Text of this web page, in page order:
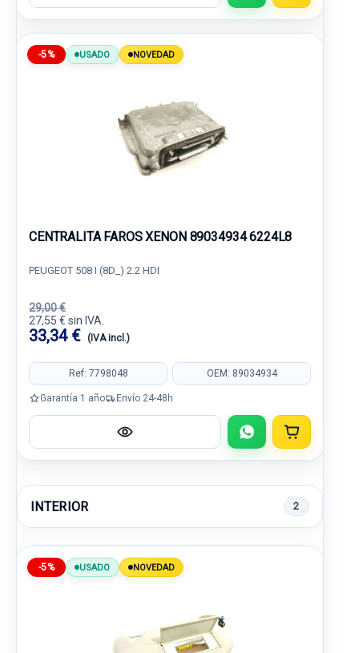
-5% USADO NOVEDAD
CENTRALITA FAROS XENON 89034934 6224L8
PEUGEOT 508 I (8D_) 2.2 HDI
29,00 €
27,55 € sin IVA.
33,34 € (IVA incl.)
Ref: 7798048 OEM: 89034934
Garantía 1 año Envío 24-48h
INTERIOR 2
-5% USADO NOVEDAD